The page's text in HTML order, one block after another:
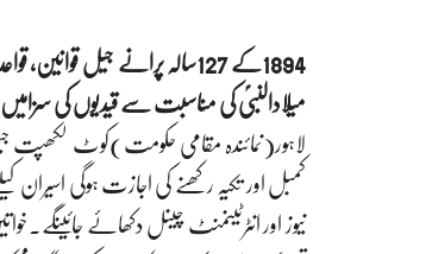
1894کے 127سالہ پرانے جیل
میلادالنبیؐ کی مناسبت سے قیدیوں کی سزامیں 60 یوم کی عام معافی کا اعلان،
لاہور(نمائندہ مقامی حکومت)کوٹ لکھپت
کمبل اور تکیہ رکھنے کی اجازت ہوگی